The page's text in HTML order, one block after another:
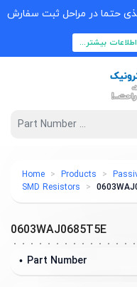
حتما در مراحل ثبت سفارش
اطلاعات بیشتر...
Home Products
SMD Resistors
0603WAJ0685T5E
Part Number